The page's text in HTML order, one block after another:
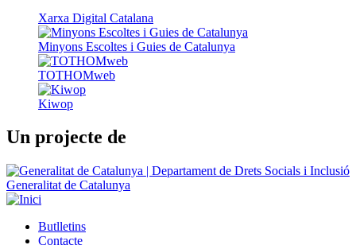
Kiwop
Un projecte de
Generalitat de Catalunya
Peu
Butlletins
Contacte
Avís legal
Política de cookies
Mapa web
Declaració d'accessibilitat